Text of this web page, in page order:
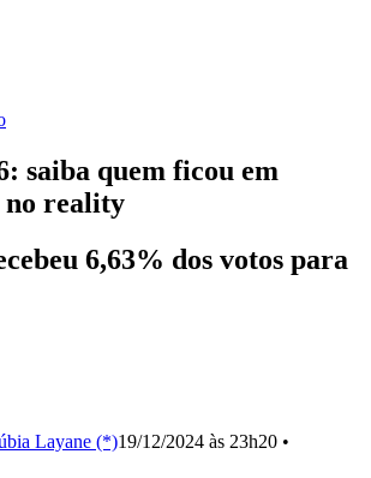
saiba quem ficou em
reality
6,63% dos votos para
Layane (*)19/12/2024 às 23h20 •